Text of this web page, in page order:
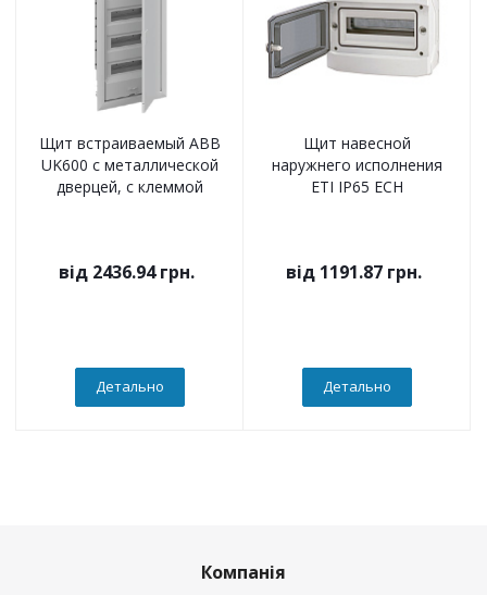
Щит встраиваемый ABB
UK600 с металлической
дверцей, с клеммой
від 2436.94 грн.
Детально
Щит навесной
наружнего исполнения
ETI IP65 ECH
від 1191.87 грн.
Детально
Компанія